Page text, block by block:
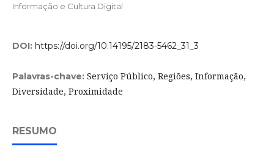
Informação e Cultura Digital
DOI: https://doi.org/10.14195/2183-5462_31_3
Palavras-chave: Serviço Público, Regiões, Informação,
Diversidade, Proximidade
RESUMO